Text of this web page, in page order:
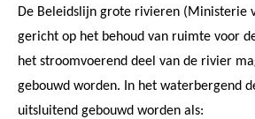
De Beleidslijn grote rivieren (Ministerie
gericht op het behoud van ruimte voor
het stroomvoerend deel van de rivier
gebouwd worden. In het waterbergend
uitsluitend gebouwd worden als: